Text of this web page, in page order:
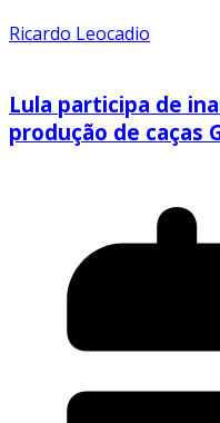
Ricardo Leocadio
Lula participa de
produção de caças